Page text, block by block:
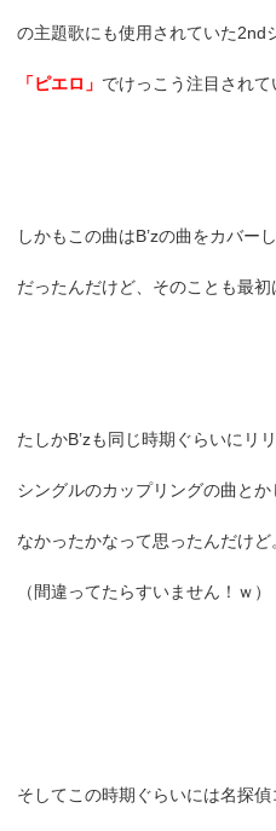
の主題歌にも使用されていた2nd
「ピエロ」 でけっこう注目され
しかもこの曲はB’zの曲をカバー
だったんだけど、そのことも最初
たしかB’zも同じ時期ぐらいにリ
シングルのカップリングの曲とか
なかったかなって思ったんだけど
（間違ってたらすいません！ｗ）
そしてこの時期ぐらいには名探偵